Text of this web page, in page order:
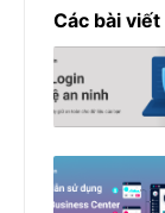
Các bài